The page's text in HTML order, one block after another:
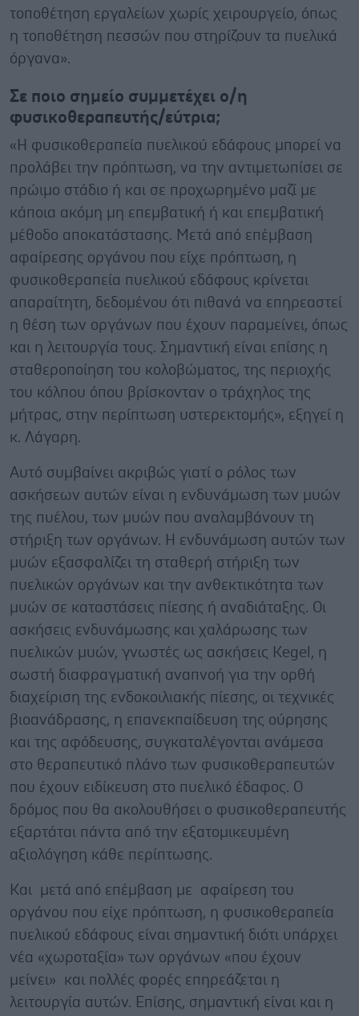
τοποθέτηση εργαλείων χωρίς χειρουργείο, όπως
η τοποθέτηση πεσσών που στηρίζουν τα πυελικά
όργανα».
Σε ποιο σημείο συμμετέχει ο/η
φυσικοθεραπευτής/εύτρια;
«Η φυσικοθεραπεία πυελικού εδάφους μπορεί να
προλάβει την πρόπτωση, να την αντιμετωπίσει σε
πρώιμο στάδιο ή και σε προχωρημένο μαζί με
κάποια ακόμη μη επεμβατική ή και επεμβατική
μέθοδο αποκατάστασης. Μετά από επέμβαση
αφαίρεσης οργάνου που είχε πρόπτωση, η
φυσικοθεραπεία πυελικού εδάφους κρίνεται
απαραίτητη, δεδομένου ότι πιθανά να επηρεαστεί
η θέση των οργάνων που έχουν παραμείνει, όπως
και η λειτουργία τους. Σημαντική είναι επίσης η
σταθεροποίηση του κολοβώματος, της περιοχής
του κόλπου όπου βρίσκονταν ο τράχηλος της
μήτρας, στην περίπτωση υστερεκτομής», εξηγεί η
κ. Λάγαρη.
Αυτό συμβαίνει ακριβώς γιατί ο ρόλος των
ασκήσεων αυτών είναι η ενδυνάμωση των μυών
της πυέλου, των μυών που αναλαμβάνουν τη
στήριξη των οργάνων. Η ενδυνάμωση αυτών των
μυών εξασφαλίζει τη σταθερή στήριξη των
πυελικών οργάνων και την ανθεκτικότητα των
μυών σε καταστάσεις πίεσης ή αναδιάταξης. Οι
ασκήσεις ενδυνάμωσης και χαλάρωσης των
πυελικών μυών, γνωστές ως ασκήσεις Kegel, η
σωστή διαφραγματική αναπνοή για την ορθή
διαχείριση της ενδοκοιλιακής πίεσης, οι τεχνικές
βιοανάδρασης, η επανεκπαίδευση της ούρησης
και της αφόδευσης, συγκαταλέγονται ανάμεσα
στο θεραπευτικό πλάνο των φυσικοθεραπευτών
που έχουν ειδίκευση στο πυελικό έδαφος. Ο
δρόμος που θα ακολουθήσει ο φυσικοθεραπευτής
εξαρτάται πάντα από την εξατομικευμένη
αξιολόγηση κάθε περίπτωσης.
Και μετά από επέμβαση με αφαίρεση του
οργάνου που είχε πρόπτωση, η φυσικοθεραπεία
πυελικού εδάφους είναι σημαντική διότι υπάρχει
νέα «χωροταξία» των οργάνων «που έχουν
μείνει» και πολλές φορές επηρεάζεται η
λειτουργία αυτών. Επίσης, σημαντική είναι και η